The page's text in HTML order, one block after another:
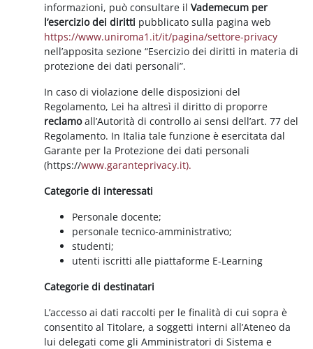
informazioni, può consultare ilVademecum per
l’esercizio dei diritti pubblicato sulla pagina web
https://www.uniroma1.it/it/pagina/settore-privacy
nell’apposita sezione “Esercizio dei diritti in materia di
protezione dei dati personali”.
In caso di violazione delle disposizioni del
Regolamento, Lei ha altresì il diritto di proporre
reclamoall’Autorità di controllo ai sensi dell’art. 77 del
Regolamento. In Italia tale funzione è esercitata dal
Garante per la Protezione dei dati personali
(https://www.garanteprivacy.it).
Categorie di interessati
Personale docente;
personale tecnico-amministrativo;
studenti;
utenti iscritti alle piattaforme E-Learning
Categorie di destinatari
L’accesso ai dati raccolti per le finalità di cui sopra è
consentito al Titolare, a soggetti interni all’Ateneo da
lui delegati come gli Amministratori di Sistema e